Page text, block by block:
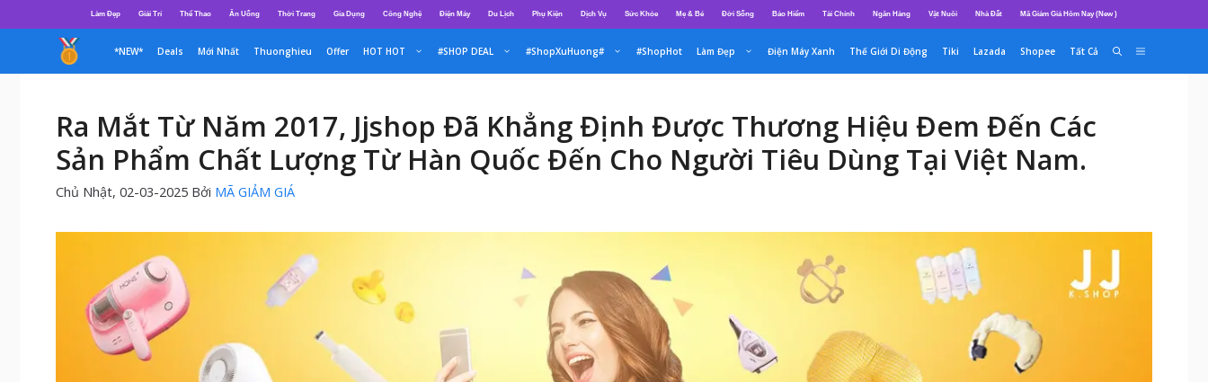
đến
dung
Làm Đẹp Giải Trí Thể Thao Ăn Uống Thời Trang Gia Dụng Công Nghệ Điện Máy Du Lịch Phụ Kiện Dịch Vụ Sức Khỏe Mẹ & Bé Đời Sống Bảo Hiểm Tài Chính Ngân Hàng Vật Nuôi Nhà Đất Mã Giảm Giá Hôm Nay (New )
*NEW* Deals Mới Nhất Thuonghieu Offer HOT HOT #SHOP DEAL #ShopXuHuong# #ShopHot Làm Đẹp Điện Máy Xanh Thế Giới Di Động Tiki Lazada Shopee Tất Cả
Ra Mắt Từ Năm 2017, Jjshop Đã Khẳng Định Được Thương Hiệu Đem Đến Các
Sản Phẩm Chất Lượng Từ Hàn Quốc Đến Cho Người Tiêu Dùng Tại Việt Nam.
Chủ Nhật, 02-03-2025 Bởi MÃ GIẢM GIÁ